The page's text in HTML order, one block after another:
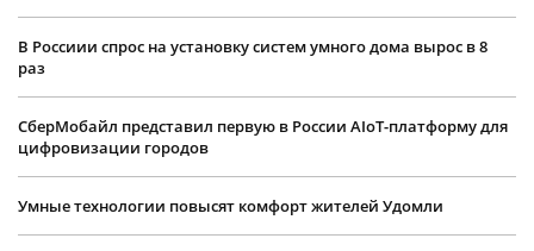
В Россиии спрос на установку систем умного дома вырос в 8
раз
СберМобайл представил первую в России AIoT-платформу для
цифровизации городов
Умные технологии повысят комфорт жителей Удомли